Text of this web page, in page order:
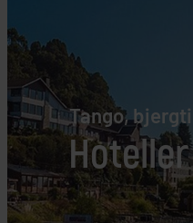
Tango,
Hoteller